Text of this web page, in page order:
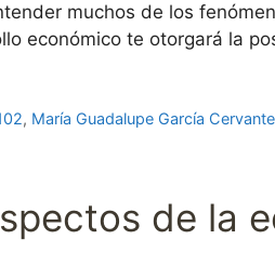
muchos de los
económico te otorgará la
, María Guadalupe García
de la